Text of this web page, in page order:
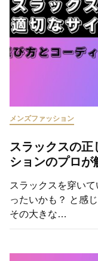
メンズファッション
スラックスの正
ションのプロ
スラックスを穿い
ったいかも？ と感
その大きな…